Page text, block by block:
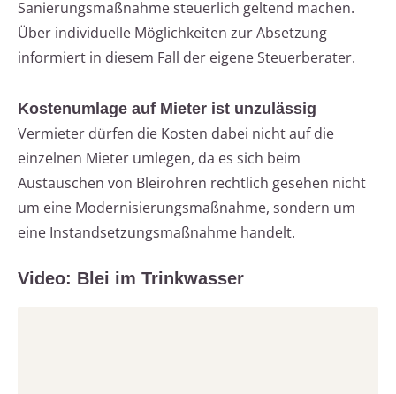
Sanierungsmaßnahme steuerlich geltend machen.
Über individuelle Möglichkeiten zur Absetzung
informiert in diesem Fall der eigene Steuerberater.
Kostenumlage auf Mieter ist unzulässig
Vermieter dürfen die Kosten dabei nicht auf die
einzelnen Mieter umlegen, da es sich beim
Austauschen von Bleirohren rechtlich gesehen nicht
um eine Modernisierungsmaßnahme, sondern um
eine Instandsetzungsmaßnahme handelt.
Video: Blei im Trinkwasser